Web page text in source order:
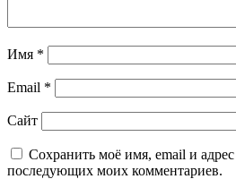
Имя *
Email *
Сайт
Сохранить моё имя, email и адрес
последующих моих комментариев.